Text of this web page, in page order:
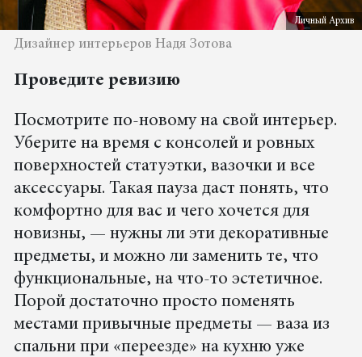
Личный Архив
Дизайнер интерьеров Надя Зотова
Проведите ревизию
Посмотрите по-новому на свой интерьер.
Уберите на время с консолей и ровных
поверхностей статуэтки, вазочки и все
аксессуары. Такая пауза даст понять, что
комфортно для вас и чего хочется для
новизны, — нужны ли эти декоративные
предметы, и можно ли заменить те, что
функциональные, на что-то эстетичное.
Порой достаточно просто поменять
местами привычные предметы — ваза из
спальни при «переезде» на кухню уже